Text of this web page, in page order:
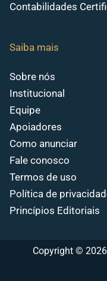
Contabilidades
Saiba mais
Sobre nós
Institucional
Equipe
Apoiadores
Como anunciar
Fale conosco
Termos de uso
Política de
Princípios Editoriais
Copyright ©